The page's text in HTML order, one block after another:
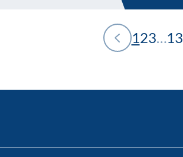
123…13